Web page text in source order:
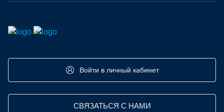
Войти в личный кабинет
СВЯЗАТЬСЯ С НАМИ